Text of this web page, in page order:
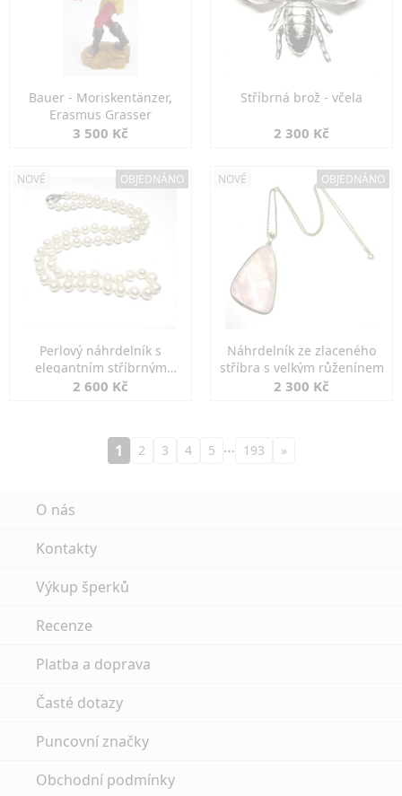
Bauer - Moriskentänzer,
Erasmus Grasser
3 500 Kč
Stříbrná brož - včela
2 300 Kč
NOVÉ OBJEDNÁNO
Perlový náhrdelník s
elegantním stříbrným
zapínáním
2 600 Kč
NOVÉ OBJEDNÁNO
Náhrdelník ze zlaceného
stříbra s velkým růženínem
2 300 Kč
1 2 3 4 5 … 193 »
O nás
Kontakty
Výkup šperků
Recenze
Platba a doprava
Časté dotazy
Puncovní značky
Obchodní podmínky